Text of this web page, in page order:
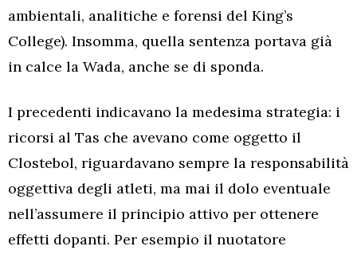
ambientali, analitiche e forensi del King’s
College). Insomma, quella sentenza portava già
in calce la Wada, anche se di sponda.
I precedenti indicavano la medesima strategia: i
ricorsi al Tas che avevano come oggetto il
Clostebol, riguardavano sempre la responsabilità
oggettiva degli atleti, ma mai il dolo eventuale
nell’assumere il principio attivo per ottenere
effetti dopanti. Per esempio il nuotatore